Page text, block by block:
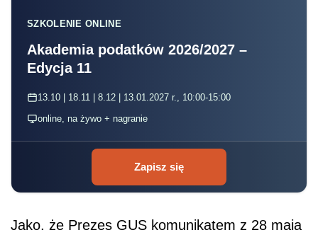
SZKOLENIE ONLINE
Akademia podatków 2026/2027 –
Edycja 11
13.10 | 18.11 | 8.12 | 13.01.2027 r., 10:00-15:00
online, na żywo + nagranie
Zapisz się
Jako, że Prezes GUS komunikatem z 28 maja